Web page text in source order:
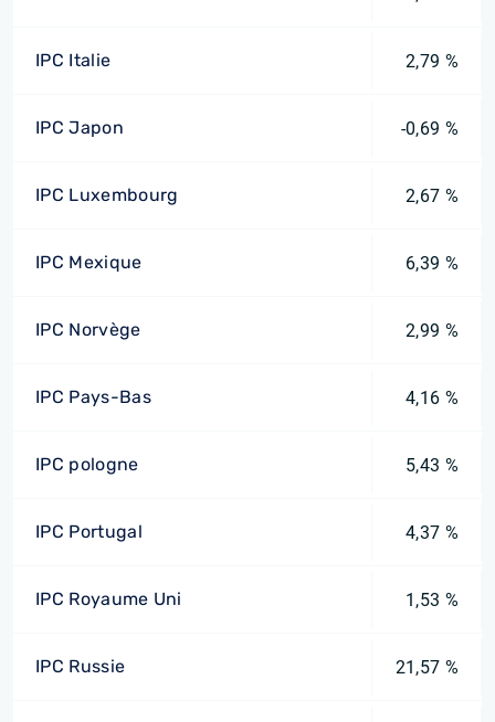
IPC Italie 2,79 %
IPC Japon -0,69 %
IPC Luxembourg 2,67 %
IPC Mexique 6,39 %
IPC Norvège 2,99 %
IPC Pays-Bas 4,16 %
IPC pologne 5,43 %
IPC Portugal 4,37 %
IPC Royaume Uni 1,53 %
IPC Russie 21,57 %